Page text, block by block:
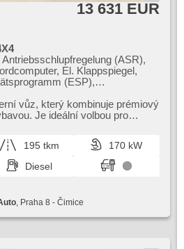
13 631 EUR
(ASR),
El. Klappspiegel,
(ESP),
starten per Taste,
USB, 10x
Dachträger,
Automatikgetriebe, Antrieb 4x4
vůz,​ který kombinuje prémiový
Je ideální volbou pro
195 tkm
170 kW
Diesel
, Praha 8 - Čimice